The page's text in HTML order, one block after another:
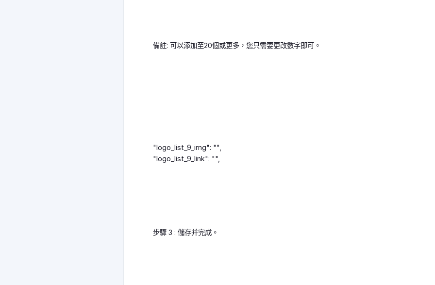
備註: 可以添加至20個或更多，您只需要更改數字即可。
"logo_list_9_img": "",
"logo_list_9_link": "",
步驟 3 : 儲存并完成。